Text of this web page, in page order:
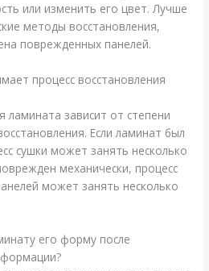
или изменить его цвет. Лучше
методы восстановления,
поврежденных панелей.
процесс восстановления
ламината зависит от степени
Если ламинат был
сушки может занять несколько
механически, процесс
может занять несколько
его форму после